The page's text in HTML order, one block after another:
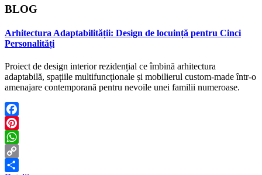
BLOG
Arhitectura Adaptabilității: Design de locuință pentru Cinci
Personalități
Proiect de design interior rezidențial ce îmbină arhitectura
adaptabilă, spațiile multifuncționale și mobilierul custom-made într-o
amenajare contemporană pentru nevoile unei familii numeroase.
Facebook
Pinterest
WhatsApp
Copy